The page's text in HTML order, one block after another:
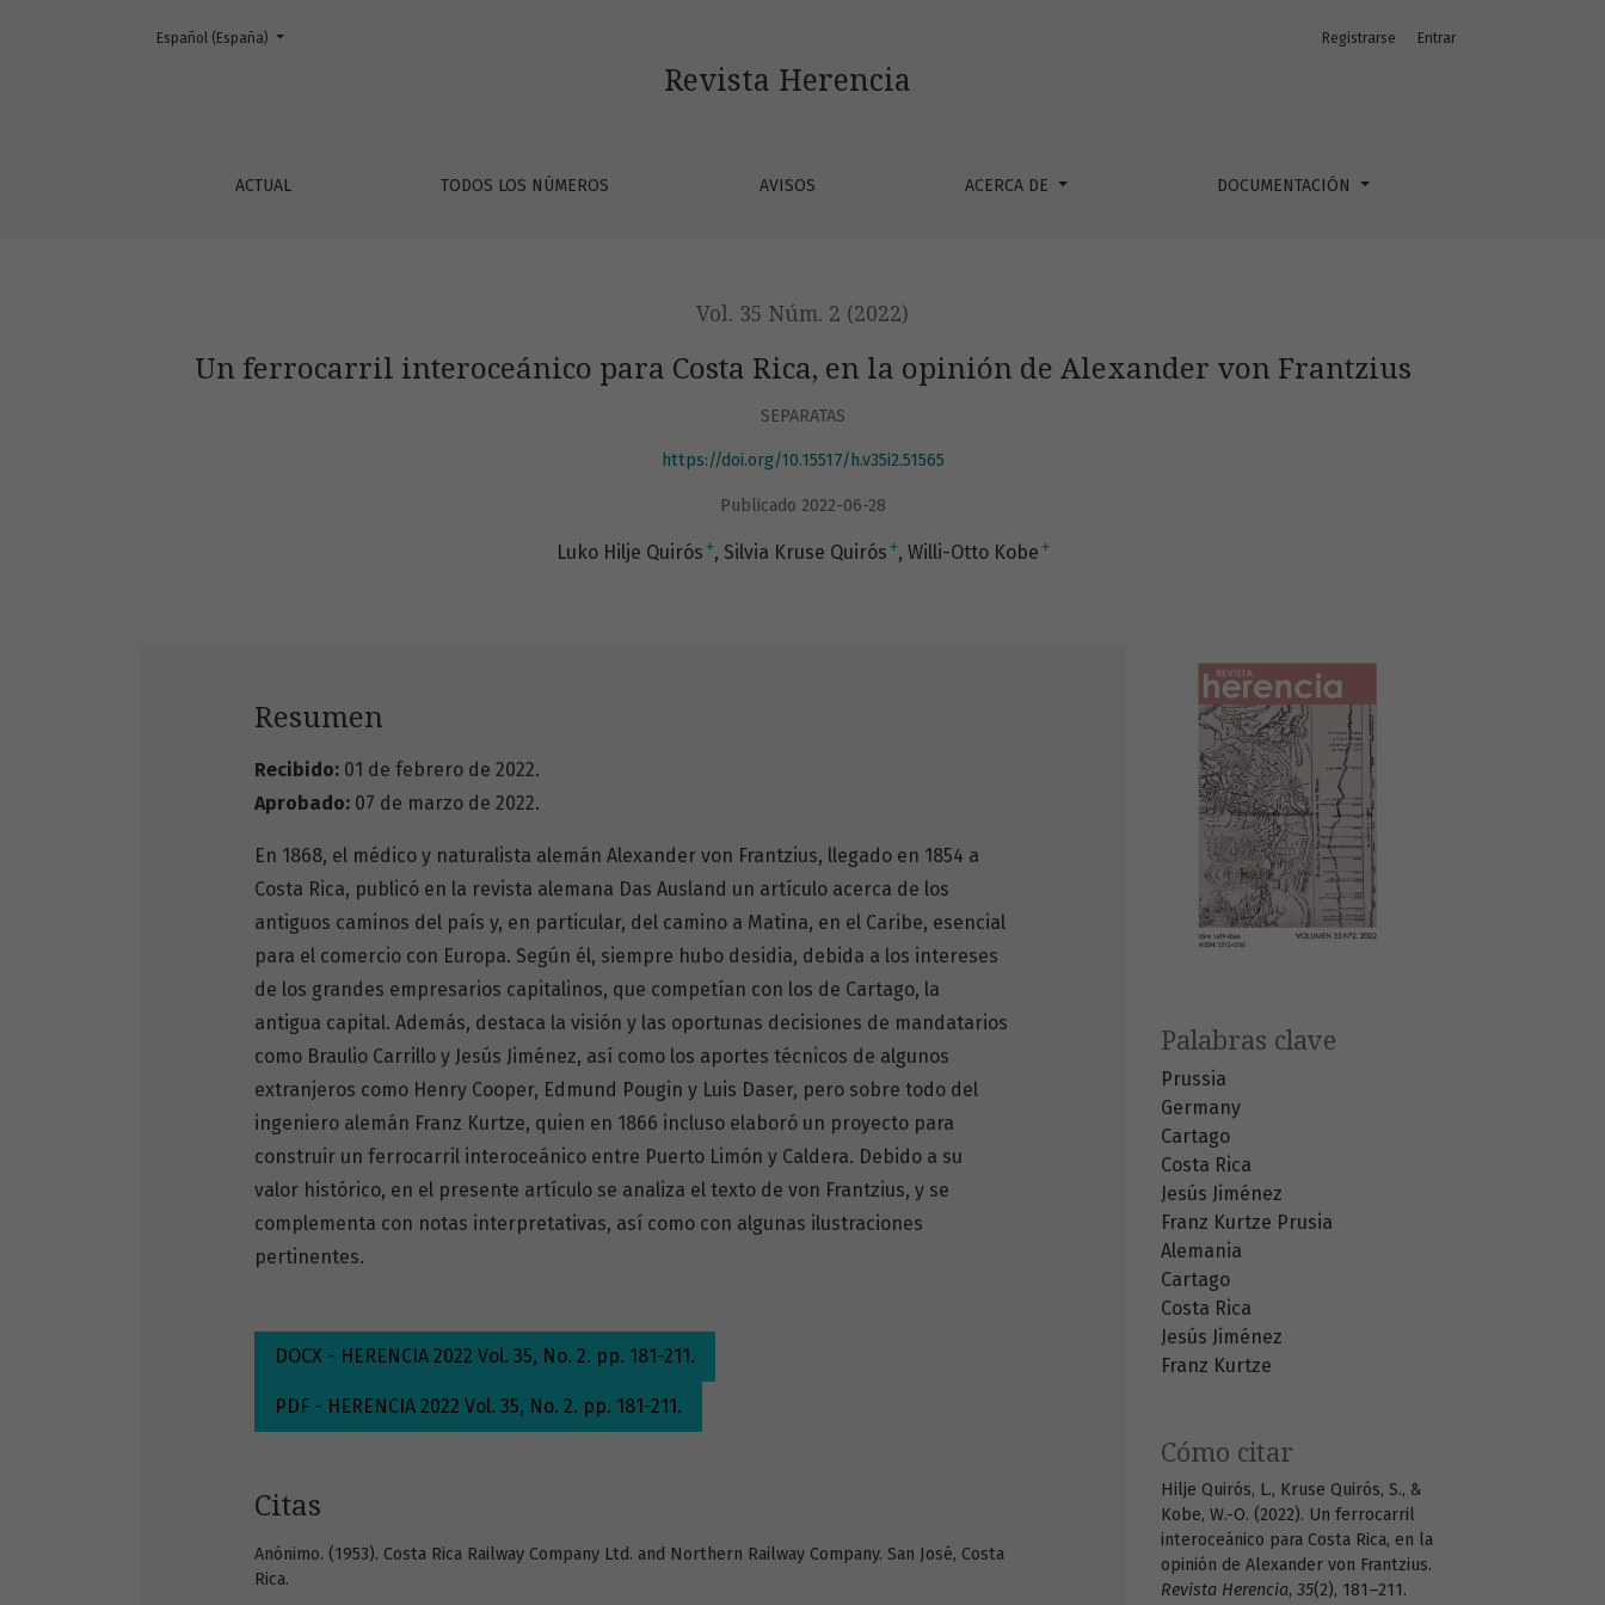
Un ferrocarril interoceánico para Costa Rica, en la opinión de Alexander von Frantzius
Revista Herencia
ACTUAL TODOS LOS NÚMEROS AVISOS ACERCA DE DOCUMENTACIÓN
Registrarse Entrar
Cambiar el idioma. El actual es:
Español (España)
Vol. 35 Núm. 2 (2022)
Un ferrocarril interoceánico para Costa Rica, en la opinión de Alexander von Frantzius
SEPARATAS
https://doi.org/10.15517/h.v35i2.51565
Publicado 2022-06-28
Luko Hilje Quirós + Silvia Kruse Quirós + Willi-Otto Kobe +
Palabras clave
Prussia
Germany
Cartago
Costa Rica
Jesús Jiménez
Franz Kurtze Prusia
Alemania
Cartago
Costa Rica
Jesús Jiménez
Franz Kurtze
Cómo citar
Hilje Quirós, L., Kruse Quirós, S., &
Kobe, W.-O. (2022). Un ferrocarril
interoceánico para Costa Rica, en la
opinión de Alexander von Frantzius.
Revista Herencia, 35(2), 181–211.
Resumen
Recibido: 01 de febrero de 2022.
Aprobado: 07 de marzo de 2022.
En 1868, el médico y naturalista alemán Alexander von Frantzius, llegado en 1854 a
Costa Rica, publicó en la revista alemana Das Ausland un artículo acerca de los
antiguos caminos del país y, en particular, del camino a Matina, en el Caribe, esencial
para el comercio con Europa. Según él, siempre hubo desidia, debida a los intereses
de los grandes empresarios capitalinos, que competían con los de Cartago, la
antigua capital. Además, destaca la visión y las oportunas decisiones de mandatarios
como Braulio Carrillo y Jesús Jiménez, así como los aportes técnicos de algunos
extranjeros como Henry Cooper, Edmund Pougin y Luis Daser, pero sobre todo del
ingeniero alemán Franz Kurtze, quien en 1866 incluso elaboró un proyecto para
construir un ferrocarril interoceánico entre Puerto Limón y Caldera. Debido a su
valor histórico, en el presente artículo se analiza el texto de von Frantzius, y se
complementa con notas interpretativas, así como con algunas ilustraciones
pertinentes.
DOCX - HERENCIA 2022 Vol. 35, No. 2. pp. 181-211.
PDF - HERENCIA 2022 Vol. 35, No. 2. pp. 181-211.
Citas
Anónimo. (1953). Costa Rica Railway Company Ltd. and Northern Railway Company. San José, Costa
Rica.